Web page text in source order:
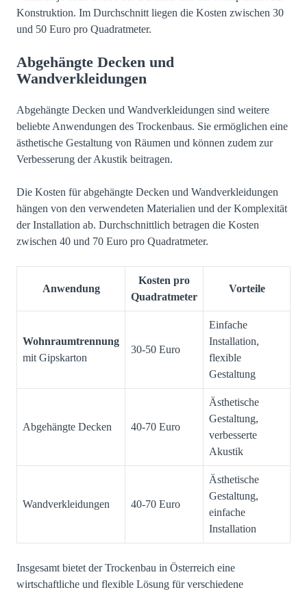
Konstruktion. Im Durchschnitt liegen die Kosten zwischen 30
und 50 Euro pro Quadratmeter.
Abgehängte Decken und
Wandverkleidungen
Abgehängte Decken und Wandverkleidungen sind weitere
beliebte Anwendungen des Trockenbaus. Sie ermöglichen eine
ästhetische Gestaltung von Räumen und können zudem zur
Verbesserung der Akustik beitragen.
Die Kosten für abgehängte Decken und Wandverkleidungen
hängen von den verwendeten Materialien und der Komplexität
der Installation ab. Durchschnittlich betragen die Kosten
zwischen 40 und 70 Euro pro Quadratmeter.
Anwendung
Kosten pro
Quadratmeter
Vorteile
Wohnraumtrennung
mit Gipskarton
30-50 Euro
Einfache
Installation,
flexible
Gestaltung
Abgehängte Decken 40-70 Euro
Ästhetische
Gestaltung,
verbesserte
Akustik
Wandverkleidungen 40-70 Euro
Ästhetische
Gestaltung,
einfache
Installation
Insgesamt bietet der Trockenbau in Österreich eine
wirtschaftliche und flexible Lösung für verschiedene